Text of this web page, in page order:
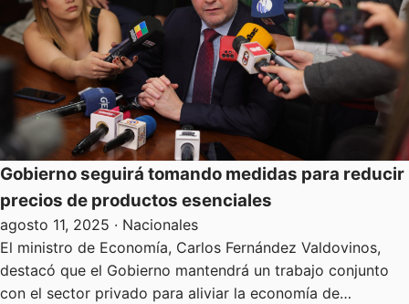
Gobierno seguirá tomando medidas para reducir
precios de productos esenciales
agosto 11, 2025 · Nacionales
El ministro de Economía, Carlos Fernández Valdovinos,
destacó que el Gobierno mantendrá un trabajo conjunto
con el sector privado para aliviar la economía de…